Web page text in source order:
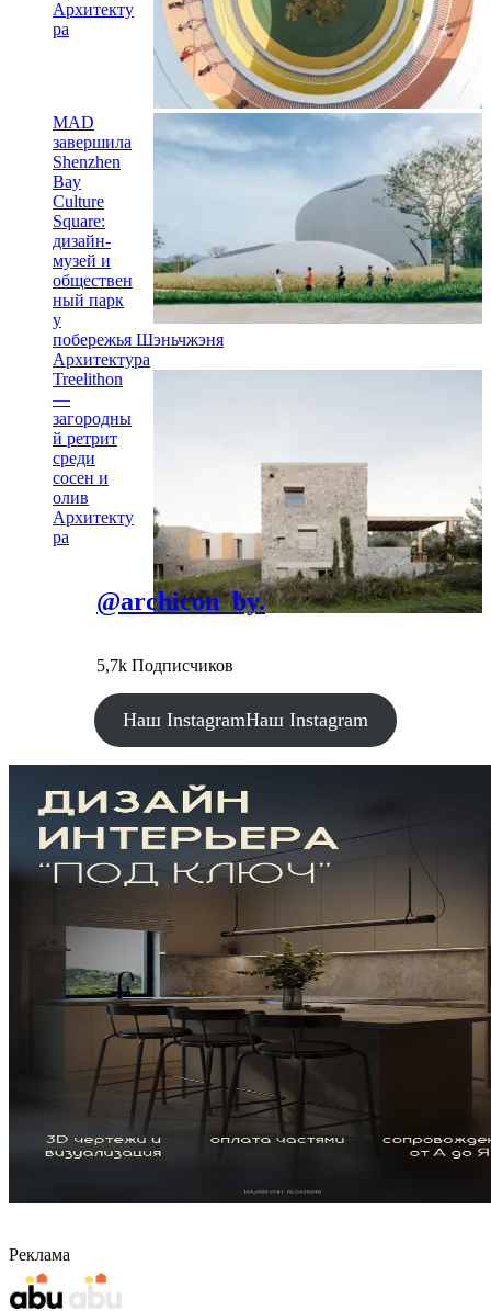
Архитекту
ра
MAD
завершила
Shenzhen
Bay
Culture
Square:
дизайн-
музей и
обществен
ный парк
у
побережья Шэньчжэня
Архитектура
Treelithon
—
загородны
й ретрит
среди
сосен и
олив
Архитекту
ра
@archicon_by.
5,7k Подписчиков
Наш InstagramНаш Instagram
Реклама